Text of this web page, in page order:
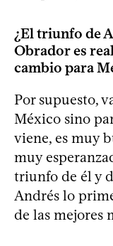
¿El triunfo de
Obrador es
cambio para
Por supuesto,
México sino
viene, es muy
muy
triunfo de él y
Andrés lo
de las mejores